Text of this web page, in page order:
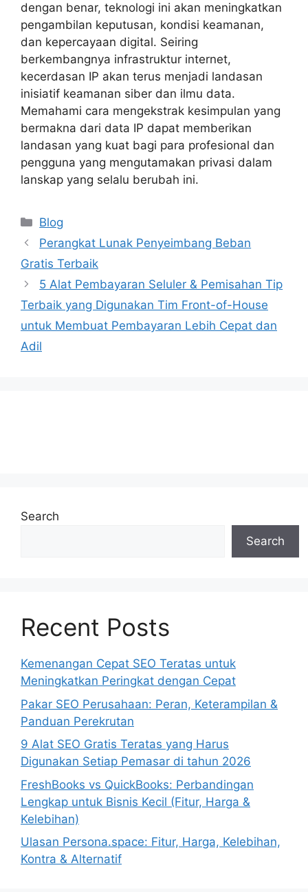
dengan benar, teknologi ini akan meningkatkan
pengambilan keputusan, kondisi keamanan,
dan kepercayaan digital. Seiring
berkembangnya infrastruktur internet,
kecerdasan IP akan terus menjadi landasan
inisiatif keamanan siber dan ilmu data.
Memahami cara mengekstrak kesimpulan yang
bermakna dari data IP dapat memberikan
landasan yang kuat bagi para profesional dan
pengguna yang mengutamakan privasi dalam
lanskap yang selalu berubah ini.
Categories
Blog
Perangkat Lunak Penyeimbang Beban
Gratis Terbaik
5 Alat Pembayaran Seluler & Pemisahan Tip
Terbaik yang Digunakan Tim Front-of-House
untuk Membuat Pembayaran Lebih Cepat dan
Adil
Search
Search
Recent Posts
Kemenangan Cepat SEO Teratas untuk
Meningkatkan Peringkat dengan Cepat
Pakar SEO Perusahaan: Peran, Keterampilan &
Panduan Perekrutan
9 Alat SEO Gratis Teratas yang Harus
Digunakan Setiap Pemasar di tahun 2026
FreshBooks vs QuickBooks: Perbandingan
Lengkap untuk Bisnis Kecil (Fitur, Harga &
Kelebihan)
Ulasan Persona.space: Fitur, Harga, Kelebihan,
Kontra & Alternatif